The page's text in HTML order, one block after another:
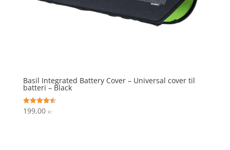
Basil Integrated Battery Cover – Universal cover til
batteri – Black
Vurderet
4.5
199,00 kr.